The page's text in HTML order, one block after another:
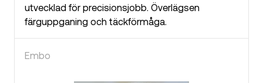
utvecklad för precisionsjobb. Överlägsen
färguppganing och täckförmåga.
Embo